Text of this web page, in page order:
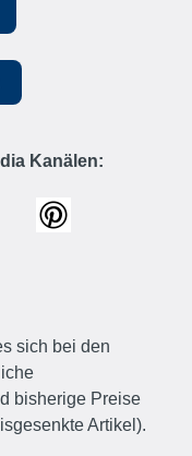
Kanälen:
sich bei den
bisherige Preise
Artikel).